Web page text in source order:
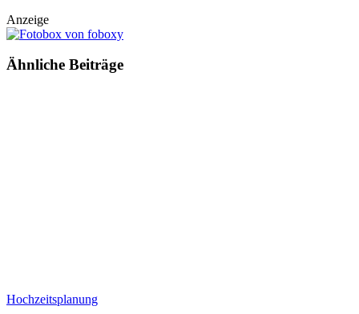
Anzeige
Ähnliche Beiträge
Hochzeitsplanung